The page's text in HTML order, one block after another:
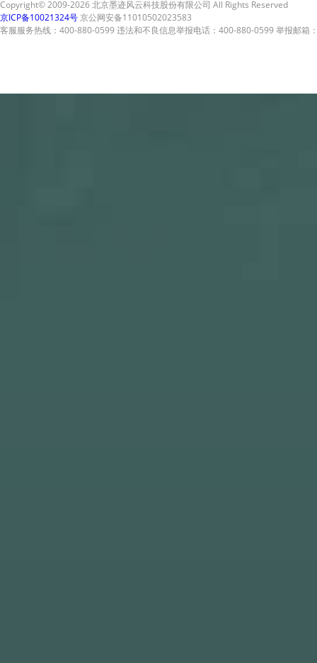
Copyright© 2009-2026 北京墨迹风云科技股份有限公司 All Rights Reserved
京ICP备10021324号京公网安备11010502023583
客服服务热线：400-880-0599 违法和不良信息举报电话：400-880-0599 举报邮箱